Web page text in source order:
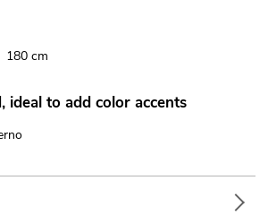
180 cm
ideal to add color accents